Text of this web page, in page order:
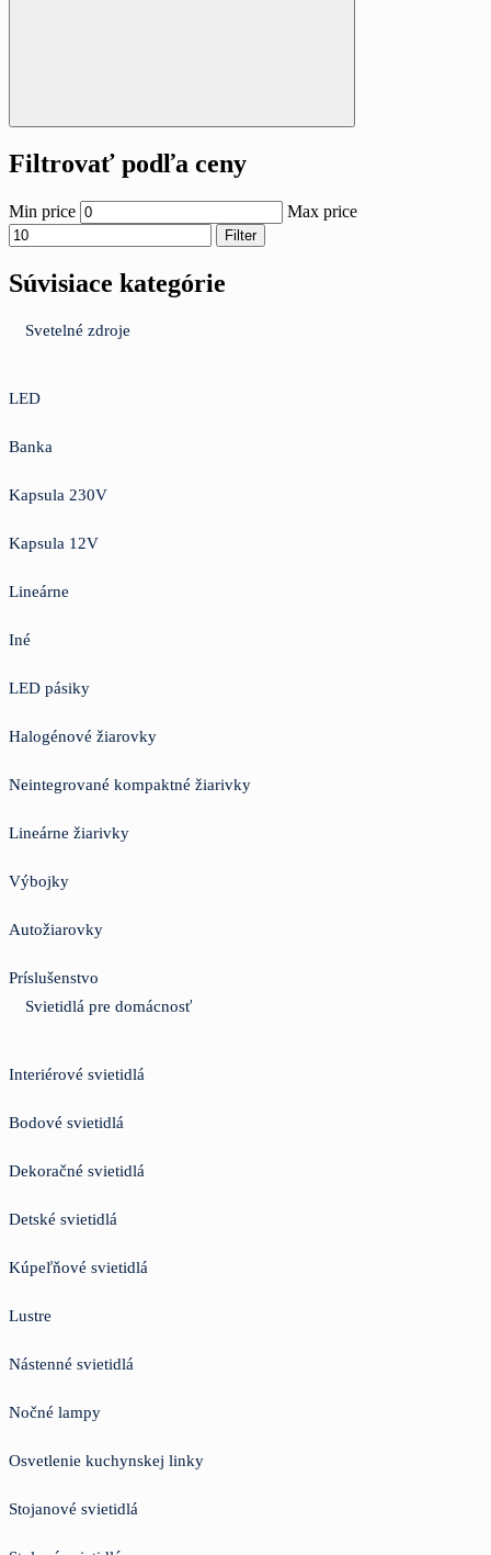
Filtrovať podľa ceny
Min price Max price
Filter
Súvisiace kategórie
Svetelné zdroje
LED
Banka
Kapsula 230V
Kapsula 12V
Lineárne
Iné
LED pásiky
Halogénové žiarovky
Neintegrované kompaktné žiarivky
Lineárne žiarivky
Výbojky
Autožiarovky
Príslušenstvo
Svietidlá pre domácnosť
Interiérové svietidlá
Bodové svietidlá
Dekoračné svietidlá
Detské svietidlá
Kúpeľňové svietidlá
Lustre
Nástenné svietidlá
Nočné lampy
Osvetlenie kuchynskej linky
Stojanové svietidlá